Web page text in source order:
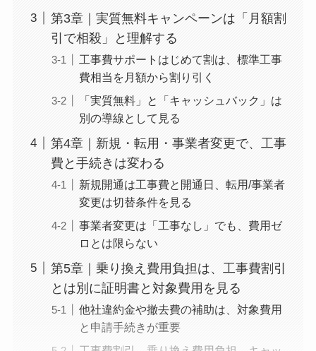
第3章｜実質無料キャンペーンは「月額割
引で相殺」と理解する
工事費サポートはじめて割は、標準工事
費相当を月額から割り引く
「実質無料」と「キャッシュバック」は
別の導線として見る
第4章｜新規・転用・事業者変更で、工事
費と手続きは変わる
新規開通は工事費と開通日、転用/事業者
変更は切替条件を見る
事業者変更は「工事なし」でも、費用ゼ
ロとは限らない
第5章｜乗り換え費用負担は、工事費割引
とは別に証明書と対象費用を見る
他社違約金や撤去費の補助は、対象費用
と申請手続きが重要